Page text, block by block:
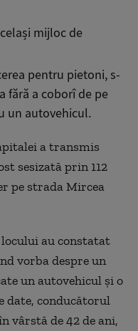
mijloc de
pentru pietoni, s-
fără a coborî de pe
un autovehicul.
a transmis
sesizată prin 112
pe strada Mircea
au constatat
vorba despre un
un autovehicul și o
date, conducătorul
vârstă de 42 de ani,